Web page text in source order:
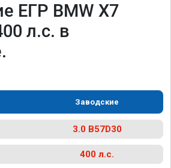
ЕГР BMW X7
л.с. в
Заводские
3.0 B57D30
400 л.с.